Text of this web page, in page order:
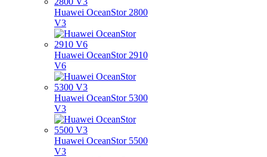
Huawei OceanStor 2800
V3
Huawei OceanStor 2910
V6
Huawei OceanStor 5300
V3
Huawei OceanStor 5500
V3